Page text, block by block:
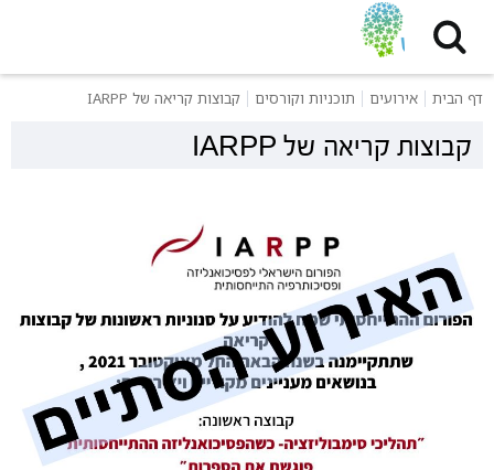
דף הבית אירועים תוכניות וקורסים קבוצות קריאה של IARPP
קבוצות קריאה של IARPP